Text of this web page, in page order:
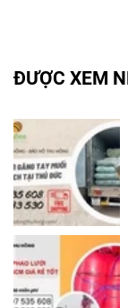
ĐƯỢC XEM